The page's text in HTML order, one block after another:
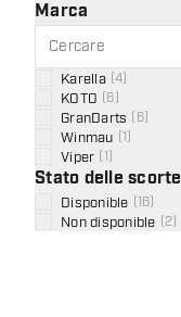
Marca
Karella 4
KOTO 6
GranDarts 6)
Winmau 1
Viper 1
Stato delle scorte
Disponible 16
Non disponible 2